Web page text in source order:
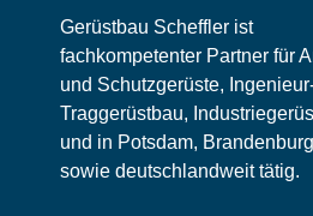
Gerüstbau Scheffler ist
fachkompetenter Partner für
und Schutzgerüste,
Traggerüstbau,
und in Potsdam,
sowie deutschlandweit tätig.